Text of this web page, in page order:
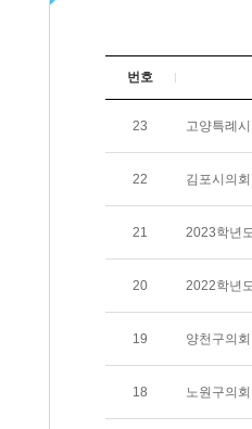
안보
국방
번호
23 고양특례
22 김포시의
21 2023학년
20 2022학년
19 양천구의
18 노원구의